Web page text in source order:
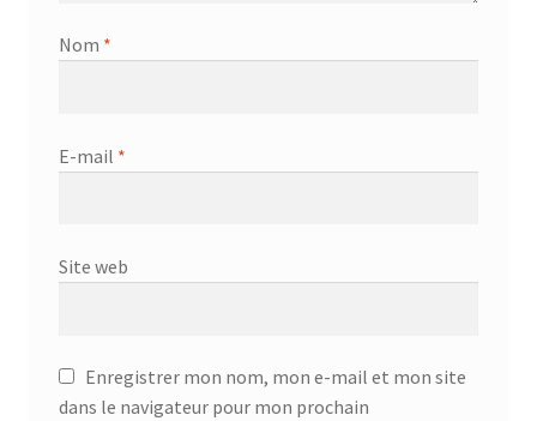
Nom *
E-mail *
Site web
Enregistrer mon nom, mon e-mail et mon site
dans le navigateur pour mon prochain